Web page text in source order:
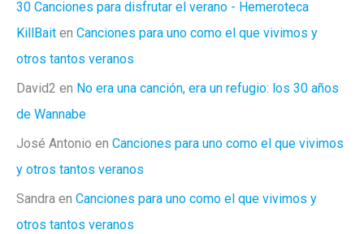
30 Canciones para disfrutar el verano - Hemeroteca
KillBait en Canciones para uno como el que vivimos y
otros tantos veranos
David2 en No era una canción, era un refugio: los 30 años
de Wannabe
José Antonio en Canciones para uno como el que vivimos
y otros tantos veranos
Sandra en Canciones para uno como el que vivimos y
otros tantos veranos